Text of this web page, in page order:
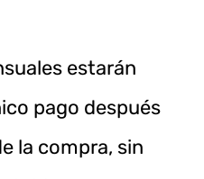
estarán
pago después
la compra, sin